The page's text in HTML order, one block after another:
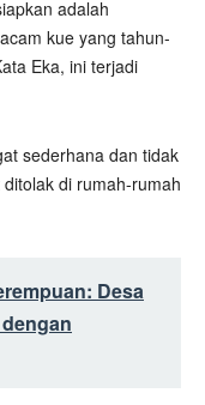
adalah
kue yang tahun-
Eka, ini terjadi
sederhana dan tidak
di rumah-rumah
Desa